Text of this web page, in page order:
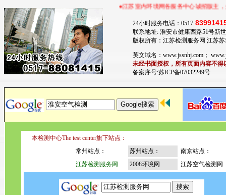
●江苏室内环境网各服务中心诚招版主，并提供广
24小时服务电话：0517-
联系地址: 淮安市健康西路51号新
版权所有：江苏检测服务网 江苏
英文域名：www.jssnhj.com；
未经书面授权，所有页面内容不
备案序号:苏ICP备07032249号
本检测中心The test center旗下站点：
常州站点：
苏州站点：
南京站点：
江苏检测服务网
2008环境网 江苏空气检测网